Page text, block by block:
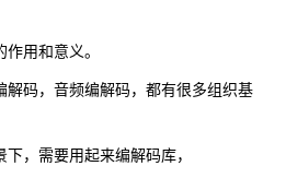
用和意义。
解码，音频编解码，都有很多组织基
，需要用起来编解码库，